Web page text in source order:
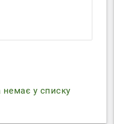
у списку